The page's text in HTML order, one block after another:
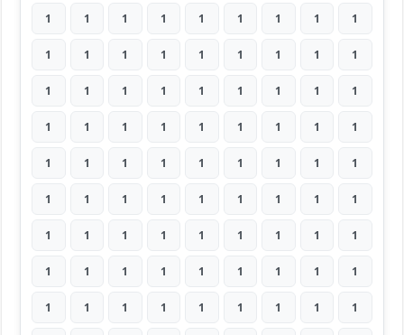
1 1 1 1 1 1 1 1 1
1 1 1 1 1 1 1 1 1
1 1 1 1 1 1 1 1 1
1 1 1 1 1 1 1 1 1
1 1 1 1 1 1 1 1 1
1 1 1 1 1 1 1 1 1
1 1 1 1 1 1 1 1 1
1 1 1 1 1 1 1 1 1
1 1 1 1 1 1 1 1 1